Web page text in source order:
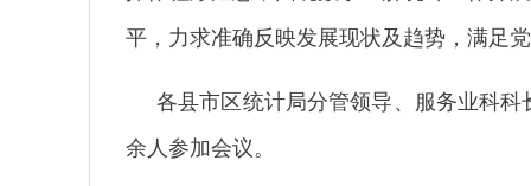
平，力求准确反映发展现状及趋势，满足
各县市区统计局分管领导、服务业科
余人参加会议。